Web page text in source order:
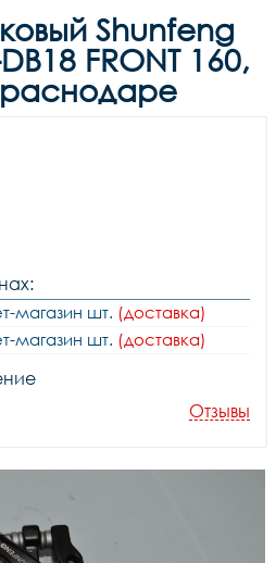
Shunfeng
FRONT 160,
магазин шт. (доставка)
магазин шт. (доставка)
Отзывы